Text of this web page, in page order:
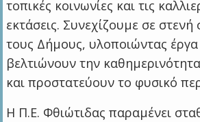
τοπικές κοινωνίες και τις
εκτάσεις. Συνεχίζουμε σε
τους Δήμους, υλοποιώντας
βελτιώνουν την
και προστατεύουν το φυσικό
Η Π.Ε. Φθιώτιδας παραμένει